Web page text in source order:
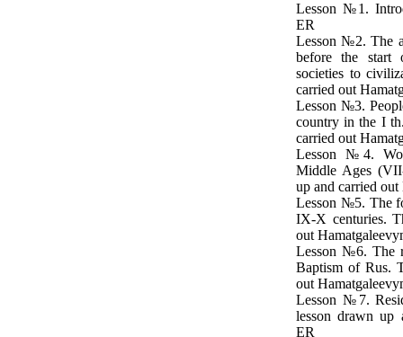
Lesson №1.
ER
Lesson №2. The
before the start
societies to
carried out
Lesson №3.
country in the I
carried out
Lesson №4.
Middle Ages
up and carried
Lesson №5. The
IX-X centuries.
out
Lesson №6. The
Baptism of Rus.
out
Lesson №7.
lesson drawn up
ER